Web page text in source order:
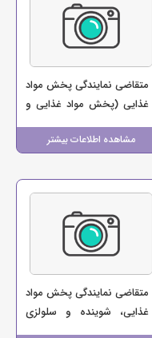
مشاهده اطلاعات بیشتر
متقاضی نمایندگی پخش مواد
غذایی (پخش مواد غذایی و
نوشیدنی داداش زاده)
متقاضی نمایندگی پخش مواد
غذایی، شوینده و سلولزی
(صالحی)